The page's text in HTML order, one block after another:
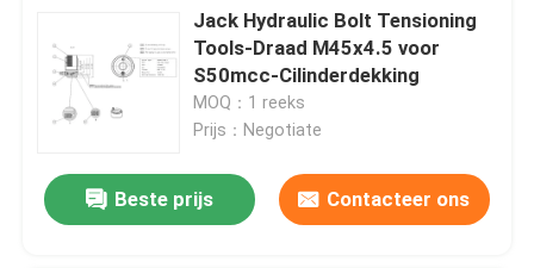
Jack Hydraulic Bolt Tensioning
Tools-Draad M45x4.5 voor
S50mcc-Cilinderdekking
MOQ：1 reeks
Prijs：Negotiate
Beste prijs Contacteer ons